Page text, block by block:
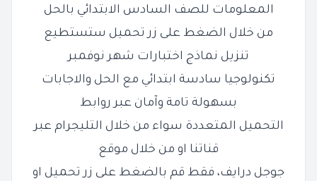
المعلومات للصف السادس الابتدائي بالحل
من خلال الضغط على زر تحميل ستستطيع
تنزيل نماذج اختبارات شهر نوفمبر
تكنولوجيا سادسة ابتدائي مع الحل والاجابات
بسهولة تامة وآمان عبر روابط
التحميل المتعددة سواء من خلال التليجرام عبر
قناتنا او من خلال موقع
جوجل درايف، فقط قم بالضغط على زر تحميل او